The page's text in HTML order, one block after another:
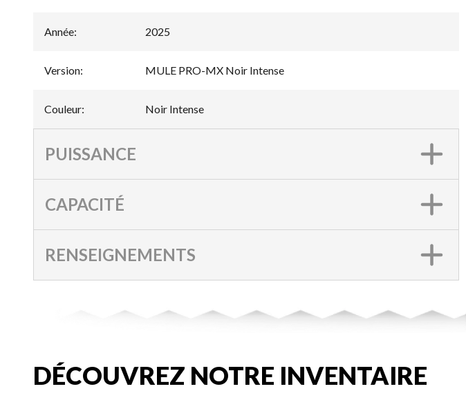
Année: 2025
Version: MULE PRO-MX Noir Intense
Couleur: Noir Intense
PUISSANCE
CAPACITÉ
RENSEIGNEMENTS
DÉCOUVREZ NOTRE INVENTAIRE